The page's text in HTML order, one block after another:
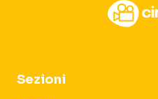
Sezioni